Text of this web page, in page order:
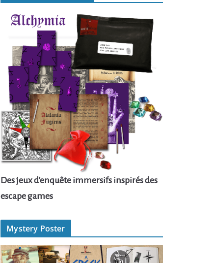
Des jeux d'enquête immersifs inspirés des
escape games
Mystery Poster